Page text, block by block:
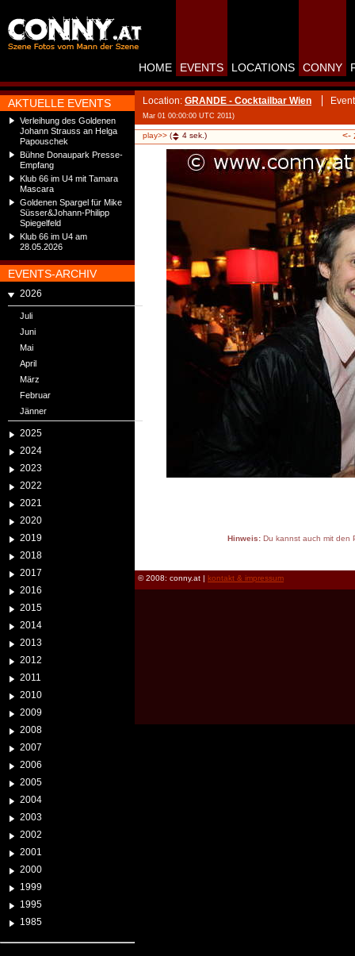
AKTUELLE EVENTS
Verleihung des Goldenen
Johann Strauss an Helga
Papouschek
Bühne Donaupark Presse-
Empfang
Klub 66 im U4 mit Tamara
Mascara
Goldenen Spargel für Mike
Süsser&Johann-Philipp
Spiegelfeld
Klub 66 im U4 am
28.05.2026
EVENTS-ARCHIV
2026
Juli
Juni
Mai
April
März
Februar
Jänner
2025
2024
2023
2022
2021
2020
2019
2018
2017
2016
2015
2014
2013
2012
2011
2010
2009
2008
2007
2006
2005
2004
2003
2002
2001
2000
1999
1995
1985
HOME EVENTS LOCATIONS CONNY
Location: GRANDE - Cocktailbar Wien
Mar 01 00:00:00 UTC 2011)
play>> ( 4 sek.) <-
Hinweis:Du kannst auch mit den
© 2008: conny.at | kontakt & impressum